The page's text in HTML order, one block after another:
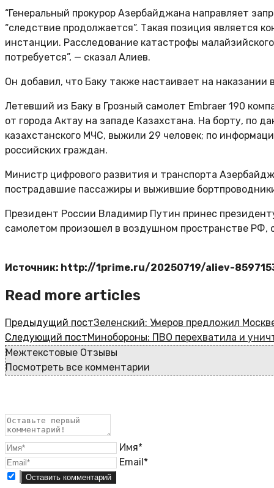
“Генеральный прокурор Азербайджана направляет
“следствие продолжается”. Такая позиция
инстанции. Расследование катастрофы
потребуется”, — сказал Алиев.
Он добавил, что Баку также настаивает на
Летевший из Баку в Грозный самолет Embraer 190
от города Актау на западе Казахстана. На борту, по
казахстанского МЧС, выжили 29 человек; по
российских граждан.
Министр цифрового развития и транспорта
пострадавшие пассажиры и выжившие
Президент России Владимир Путин принес
самолетом произошел в воздушном пространстве РФ,
Источник: http://1prime.ru/20250719/aliev-
Read more articles
Предыдущий постЗеленский: Умеров предложил
Следующий постМинобороны: ПВО перехватила и
Межтекстовые Отзывы
Посмотреть все комментарии
Имя*
Email*